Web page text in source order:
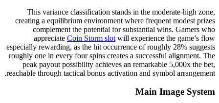
This variance classification stands in the moderate-high zone,
creating a equilibrium environment where frequent modest prizes
complement the potential for substantial wins. Gamers who
appreciate Coin Storm slot will experience the game’s flow
especially rewarding, as the hit occurrence of roughly 28% suggests
roughly one in every four spins creates a successful alignment. The
peak payout possibility achieves an remarkable 5,000x the bet,
reachable through tactical bonus activation and symbol arrangement.
Main Image System